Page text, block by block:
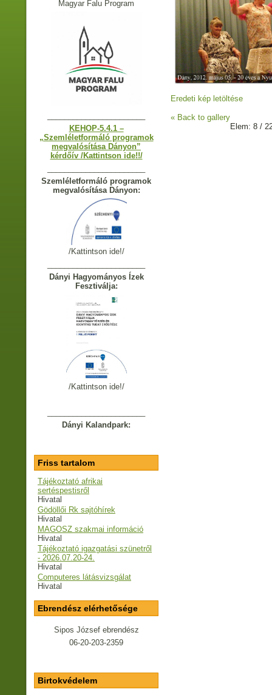
Magyar Falu Program
KEHOP-5.4.1 –
„Szemléletformáló programok
megvalósítása Dányon”
kérdőív /Kattintson ide!!/
Szemléletformáló programok
megvalósítása Dányon:
/Kattintson ide!/
Dányi Hagyományos Ízek
Fesztiválja:
/Kattintson ide!/
Dányi Kalandpark:
Friss tartalom
Tájékoztató afrikai
sertéspestisről
Hivatal
Gödöllői Rk sajtóhírek
Hivatal
MAGOSZ szakmai információ
Hivatal
Tájékoztató igazgatási szünetről
- 2026.07.20-24.
Hivatal
Computeres látásvizsgálat
Hivatal
Ebrendész elérhetősége
Sipos József ebrendész
06-20-203-2359
Birtokvédelem
Eredeti kép letöltése
« Back to gallery
Elem: 8 /